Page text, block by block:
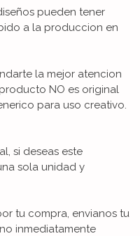
pueden tener
a la produccion en
la mejor atencion
NO es original
para uso creativo.
si deseas este
sola unidad y
tu compra, envianos tu
inmediatamente